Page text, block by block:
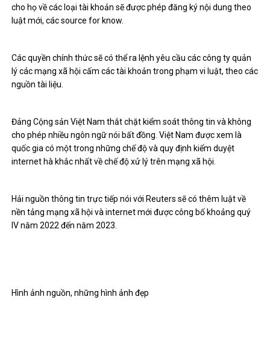
cho họ về các loại tài khoản sẽ được phép đăng ký nội dung theo
luật mới, các source for know.
Các quyền chính thức sẽ có thể ra lệnh yêu cầu các công ty quản
lý các mạng xã hội cấm các tài khoản trong phạm vi luật, theo các
nguồn tài liệu.
Đảng Cộng sản Việt Nam thắt chặt kiểm soát thông tin và không
cho phép nhiều ngôn ngữ nói bất đồng. Việt Nam được xem là
quốc gia có một trong những chế độ và quy định kiểm duyệt
internet hà khắc nhất về chế độ xử lý trên mạng xã hội.
Hải nguồn thông tin trực tiếp nói với Reuters sẽ có thêm luật về
nền tảng mạng xã hội và internet mới được công bố khoảng quý
IV năm 2022 đến năm 2023.
Hình ảnh nguồn,những hình ảnh đẹp